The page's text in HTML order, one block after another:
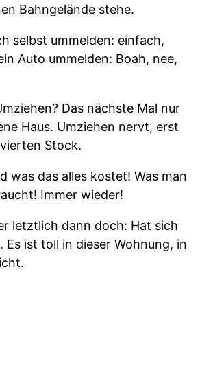
Bahngelände stehe.
selbst ummelden: einfach,
Auto ummelden: Boah, nee,
Das nächste Mal nur
Haus. Umziehen nervt, erst
Stock.
was das alles kostet! Was man
Immer wieder!
letztlich dann doch: Hat sich
Es ist toll in dieser Wohnung, in